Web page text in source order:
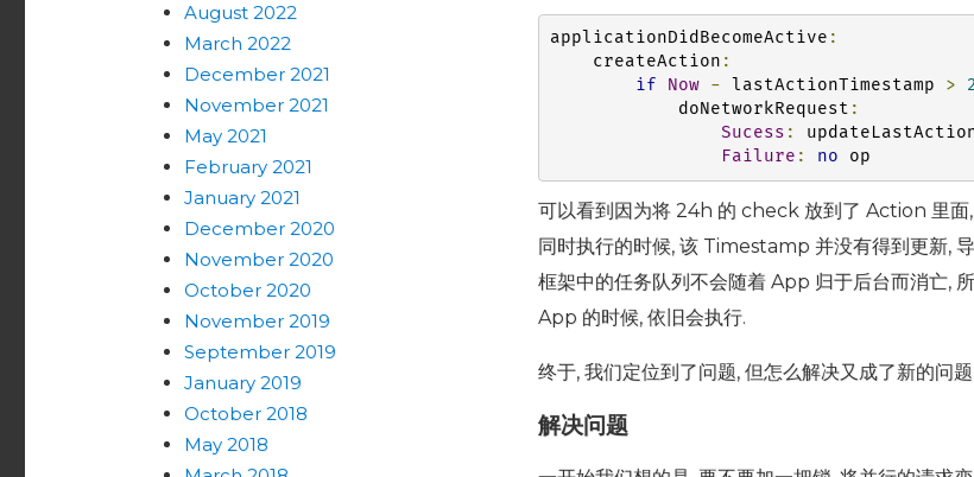
applicationDidBecomeActive :
    createAction
:
if
Now - lastActionTimestamp >
            doNetworkRequest
:
Sucess :
Failure : no op
可以看到因为将 24h 的 check 放到了 Action 里面
同时执行的时候, 该 Timestamp 并没有得到更新,
框架中的任务队列不会随着 App 归于后台而消亡,
App 的时候, 依旧会执行.
终于, 我们定位到了问题, 但怎么解决又成了新的问题.
解决问题
August 2022
March 2022
December 2021
November 2021
May 2021
February 2021
January 2021
December 2020
November 2020
October 2020
November 2019
September 2019
January 2019
October 2018
May 2018